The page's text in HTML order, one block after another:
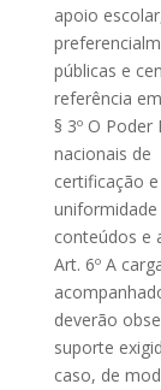
apoio
públicas e
referência
§ 3º O
nacionais de
certificação
uniformidade
conteúdos e
Art. 6º A
deverão
suporte
caso, de